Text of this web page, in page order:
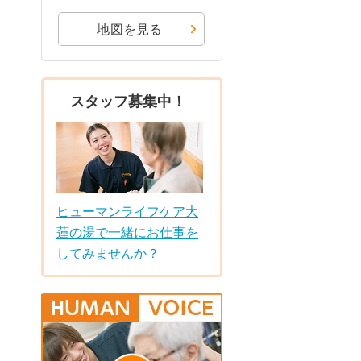
地図を見る
スタッフ募集中！
ヒューマンライフケア大
蓮の湯で一緒にお仕事を
してみませんか？